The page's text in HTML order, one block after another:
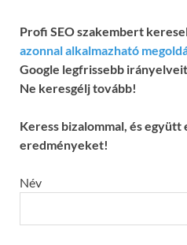
Profi SEO szakembert
azonnal alkalmazható
Google legfrissebb
Ne keresgélj tovább!
Keress bizalommal, és
eredményeket!
Név